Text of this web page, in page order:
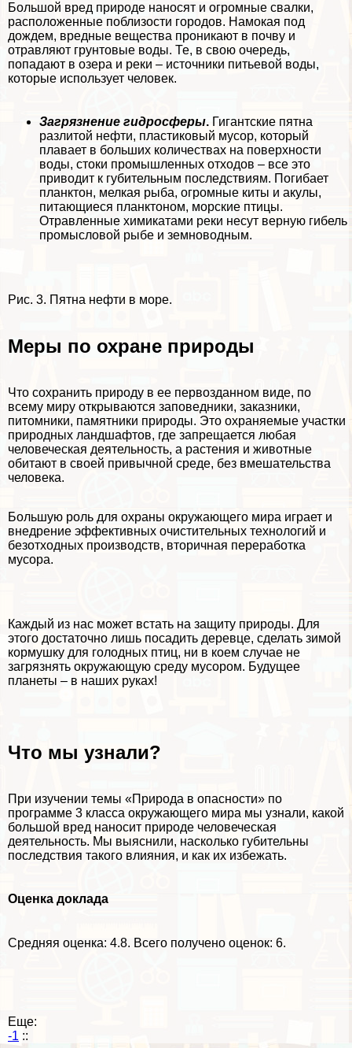
Большой вред природе наносят и огромные свалки,
расположенные поблизости городов. Намокая под
дождем, вредные вещества проникают в почву и
отравляют грунтовые воды. Те, в свою очередь,
попадают в озера и реки – источники питьевой воды,
которые использует человек.
Загрязнение гидросферы. Гигантские пятна
разлитой нефти, пластиковый мусор, который
плавает в больших количествах на поверхности
воды, стоки промышленных отходов – все это
приводит к губительным последствиям. Погибает
планктон, мелкая рыба, огромные киты и акулы,
питающиеся планктоном, морские птицы.
Отравленные химикатами реки несут верную гибель
промысловой рыбе и земноводным.
Рис. 3. Пятна нефти в море.
Меры по охране природы
Что сохранить природу в ее первозданном виде, по
всему миру открываются заповедники, заказники,
питомники, памятники природы. Это охраняемые участки
природных ландшафтов, где запрещается любая
человеческая деятельность, а растения и животные
обитают в своей привычной среде, без вмешательства
человека.
Большую роль для охраны окружающего мира играет и
внедрение эффективных очистительных технологий и
безотходных производств, вторичная переработка
мусора.
Каждый из нас может встать на защиту природы. Для
этого достаточно лишь посадить деревце, сделать зимой
кормушку для голодных птиц, ни в коем случае не
загрязнять окружающую среду мусором. Будущее
планеты – в наших руках!
Что мы узнали?
При изучении темы «Природа в опасности» по
программе 3 класса окружающего мира мы узнали, какой
большой вред наносит природе человеческая
деятельность. Мы выяснили, насколько губительны
последствия такого влияния, и как их избежать.
Оценка доклада
Средняя оценка: 4.8. Всего получено оценок: 6.
Еще:
-1 ::